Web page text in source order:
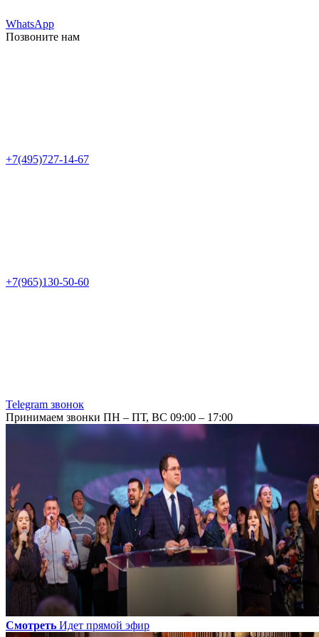
WhatsApp
Позвоните нам
+7(495)727-14-67
+7(965)130-50-60
Telegram звонок
Принимаем звонки ПН – ПТ, ВС 09:00 – 17:00
Смотреть Идет прямой эфир